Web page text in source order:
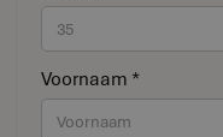
Voornaam *